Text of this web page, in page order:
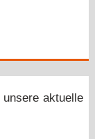
unsere aktuelle